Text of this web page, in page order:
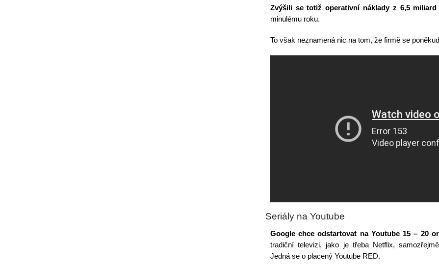
Zvýšili se totiž operativní náklady z 6,5
minulému roku.
To však neznamená nic na tom, že firmě se
Seriály na Youtube
Google chce odstartovat na Youtube 15 – 20
tradiční televizi, jako je třeba Netflix,
Jedná se o placený Youtube RED.